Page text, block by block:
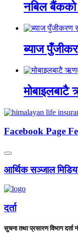
नबिल बैंकको
ब्याज
मोबाइलबाटै
Facebook Page
आर्थिक सञ्जाल मिडिया
दर्ता
सुचना तथा प्रसारण विभाग दर्ता